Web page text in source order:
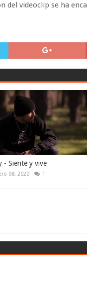
del videoclip se ha
- Siente y vive
08, 2020 1